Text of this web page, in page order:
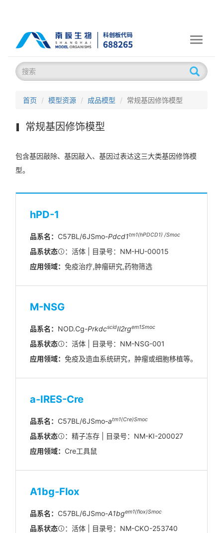
Toggle
首页 模型资源 成品模型 常规基因修饰模型
常规基因修饰模型
包含基因敲除、基因敲入、基因过表达这三大类基因修饰模
型。
hPD-1
品系名： C57BL/6JSmo-Pdcd1tm1(hPDCD1) /Smoc
品系状态
：活体 | 目录号：NM-HU-00015
应用领域：免疫治疗,肿瘤研究,药物筛选
M-NSG
品系名： NOD.Cg-PrkdcscidIl2rgem1Smoc
品系状态
：活体 | 目录号：NM-NSG-001
应用领域：免疫及造血系统研究，肿瘤或细胞移植等。
a-IRES-Cre
品系名： C57BL/6JSmo-atm1(Cre)Smoc
品系状态
：精子冻存 | 目录号：NM-KI-200027
应用领域： Cre工具鼠
A1bg-Flox
品系名： C57BL/6JSmo-A1bgem1(flox)Smoc
品系状态 ：活体 | 目录号：NM-CKO-253740